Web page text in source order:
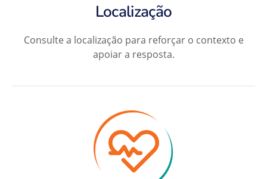
Localização
Consulte a localização para reforçar o contexto e
apoiar a resposta.